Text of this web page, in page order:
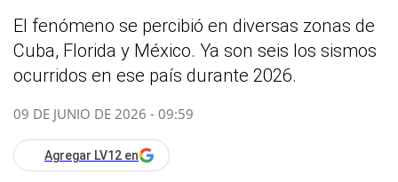
El fenómeno se percibió en diversas zonas de
Cuba, Florida y México. Ya son seis los sismos
ocurridos en ese país durante 2026.
09 DE JUNIO DE 2026 - 09:59
Agregar LV12 en